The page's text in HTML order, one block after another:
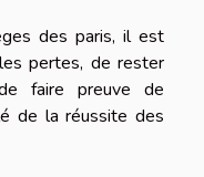
des paris, il est
pertes, de rester
faire preuve de
de la réussite des